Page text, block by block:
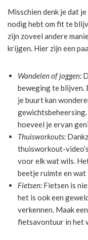
Misschien denk je dat
nodig hebt om fit te
zijn zoveel andere
krijgen. Hier zijn een
Wandelen of joggen:
beweging te blijven.
je buurt kan
hoeveel je ervan
Thuisworkouts:
thuisworkout-
voor elk wat wils.
beetje ruimte en
Fietsen: Fietsen is
het is ook een
verkennen. Maak
fietsavontuur in het